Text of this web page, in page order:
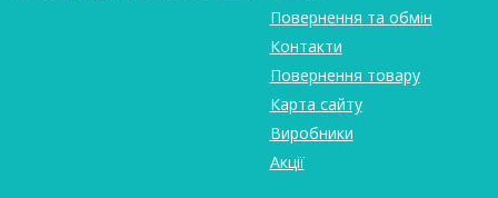
Повернення та обмін
Контакти
Повернення товару
Карта сайту
Виробники
Акції